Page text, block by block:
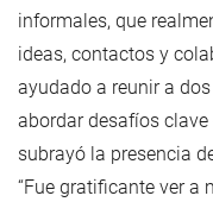
informales, que
ideas, contactos y
ayudado a reunir a
abordar desafíos clave
subrayó la presencia
“Fue gratificante ver a